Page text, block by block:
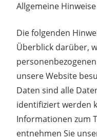
Allgemeine Hinweise
Die folgenden
Überblick darüber,
unsere Website
Daten sind alle
identifiziert werden
Informationen zum
entnehmen Sie